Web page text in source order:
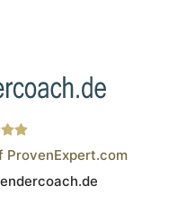
GmbH
ProvenExpert.com